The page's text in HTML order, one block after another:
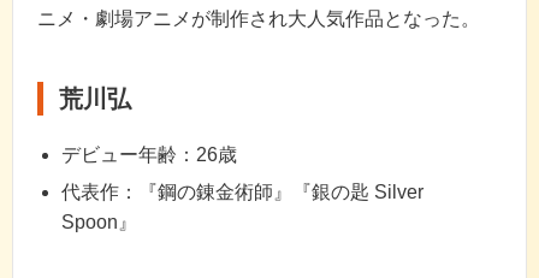
ニメ・劇場アニメが制作され大人気作品となった。
荒川弘
デビュー年齢：26歳
代表作：『鋼の錬金術師』『銀の匙 Silver
Spoon』